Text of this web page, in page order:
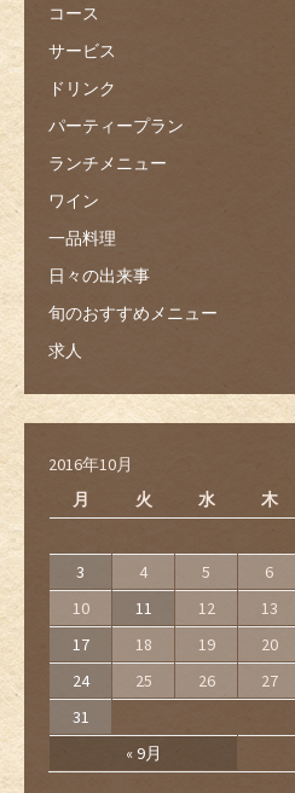
コース
サービス
ドリンク
パーティープラン
ランチメニュー
ワイン
一品料理
日々の出来事
旬のおすすめメニュー
求人
2016年10月
月
火 水 木
« 9月
3
4 5 6
10
11 12 13
17
18 19 20
24
25 26 27
31